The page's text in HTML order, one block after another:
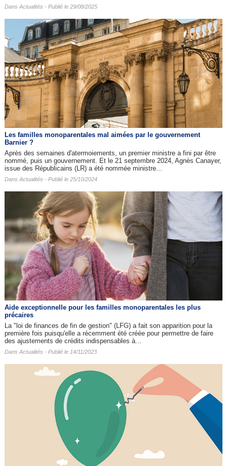
Dans Actualités - Publié le 29/08/2025
Les familles monoparentales mal aimées par le gouvernement
Barnier ?
Après des semaines d'atermoiements, un premier ministre a fini par être
nommé, puis un gouvernement. Et le 21 septembre 2024, Agnès Canayer,
issue des Républicains (LR) a été nommée ministre...
Dans Actualités - Publié le 25/10/2024
Aide exceptionnelle pour les familles monoparentales les plus
précaires
La "loi de finances de fin de gestion" (LFG) a fait son apparition pour la
première fois puisqu'elle a récemment été créée pour permettre de faire
des ajustements de crédits indispensables à...
Dans Actualités - Publié le 14/11/2023